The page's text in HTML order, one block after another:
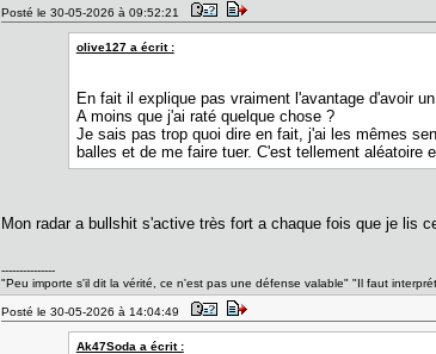
Posté le 30-05-2026 à 09:52:21
olive127 a écrit :
En fait il explique pas vraiment l'avantage d'avoir
A moins que j'ai raté quelque chose ?
Je sais pas trop quoi dire en fait, j'ai les mêmes
balles et de me faire tuer. C'est tellement aléatoire
Mon radar a bullshit s'active très fort a chaque fois que je lis
---------------
"Peu importe s'il dit la vérité, ce n'est pas une défense valable" "Il faut
Posté le 30-05-2026 à 14:04:49
Ak47Soda a écrit :